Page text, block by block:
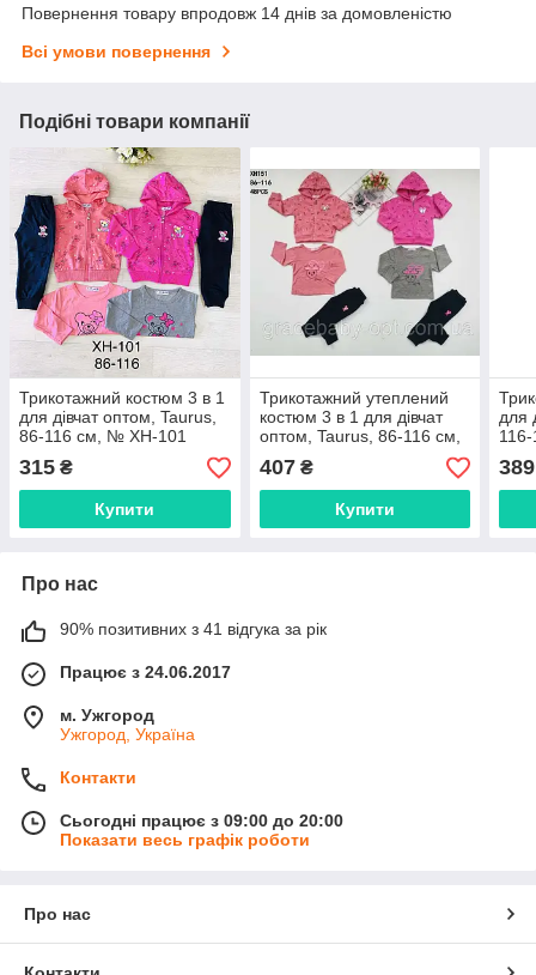
Повернення товару впродовж 14 днів за домовленістю
Всі умови повернення
Подібні товари компанії
Трикотажний костюм 3 в 1
для дівчат оптом, Taurus,
86-116 см, № XH-101
315 ₴
Купити
Трикотажний утеплений
костюм 3 в 1 для дівчат
оптом, Taurus, 86-116 см,
№ XH-151
407₴
Купити
для
389
Про нас
90% позитивних з 41 відгука за рік
Працює з 24.06.2017
м. Ужгород
Ужгород, Україна
Контакти
Сьогодні працює з 09:00 до 20:00
Показати весь графік роботи
Про нас